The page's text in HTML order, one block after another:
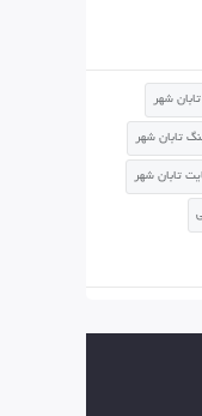
تابان شهر
تابان شهر
تابان شهر